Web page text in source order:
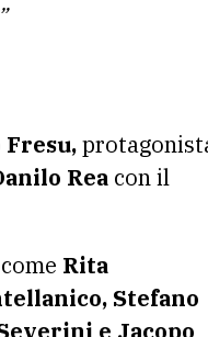
Fresu,
Rea con il
Rita
Stefano
e Jacopo